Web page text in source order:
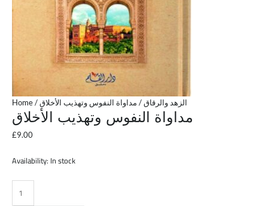
Home/ الزهد والرقاق/ مداواة النفوس وتهذيب الأخلاق
مداواة النفوس وتهذيب الأخلاق
£9.00
Availability: In stock